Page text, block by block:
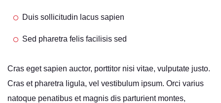
Duis sollicitudin lacus sapien
Sed pharetra felis facilisis sed
Cras eget sapien auctor, porttitor nisi vitae, vulputate justo.
Cras et pharetra ligula, vel vestibulum ipsum. Orci varius
natoque penatibus et magnis dis parturient montes,